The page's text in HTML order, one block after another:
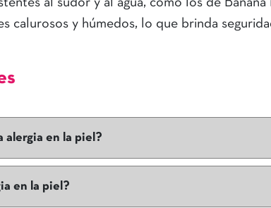
al sudor y al agua, como los de
calurosos y húmedos, lo que brinda
alergia en la piel?
el origen de la alergia, por eso, lo recomendable
frías y cremas calmantes.
en la piel?